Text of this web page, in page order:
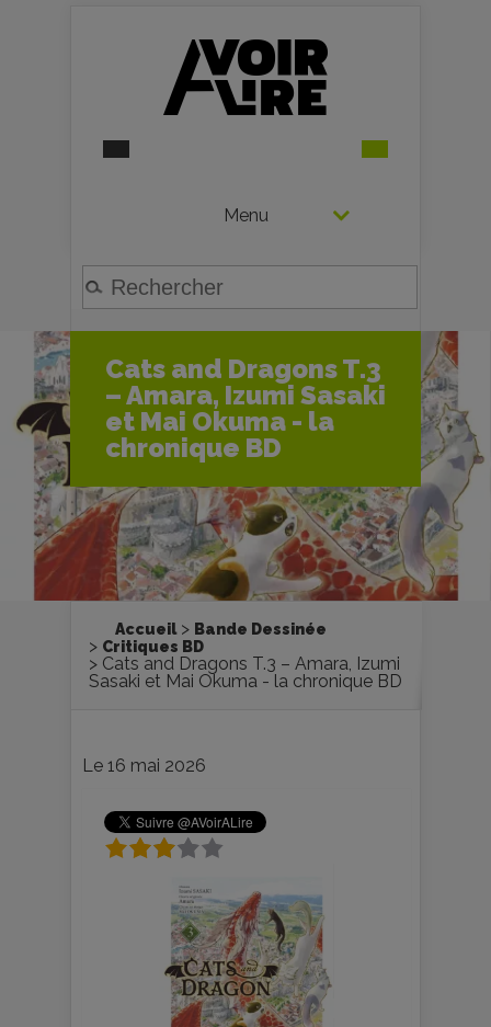
Menu
Cats and Dragons T.3
– Amara, Izumi Sasaki
et Mai Okuma - la
chronique BD
Accueil
Bande Dessinée
Critiques BD
Cats and Dragons T.3 – Amara, Izumi
Sasaki et Mai Okuma - la chronique BD
Le 16 mai 2026